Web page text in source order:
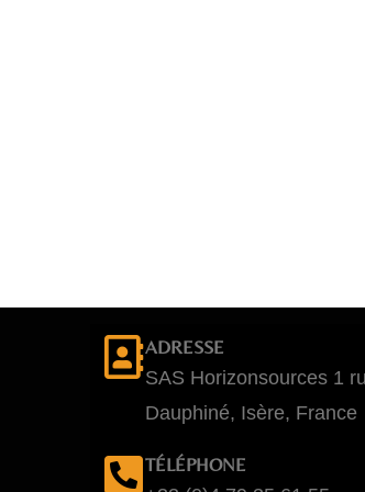
ADRESSE
SAS Horizonsources 1
Dauphiné, Isère, France
TÉLÉPHONE